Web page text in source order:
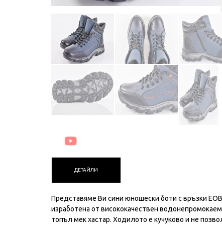
ДЕТАЙЛИ
Представяме Ви сини юношески боти с връзки
изработена от висококачествен
топъл мек хастар. Ходилото е кучуково и не